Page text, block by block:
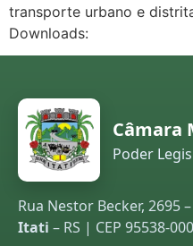
transporte urbano e
Downloads:
Câmara
Poder
Rua Nestor Becker, 2695
Itati – RS | CEP 95538-000